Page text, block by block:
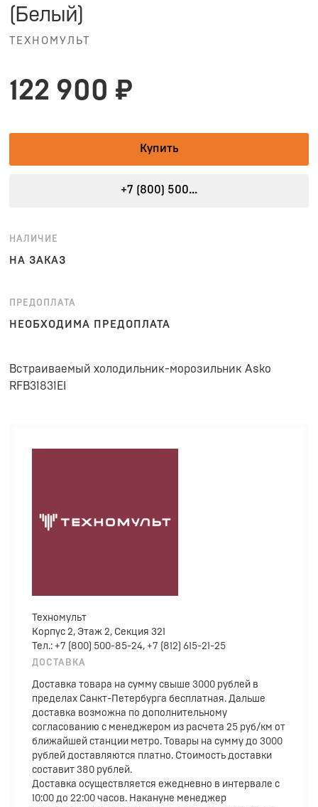
(Белый)
ТЕХНОМУЛЬТ
122 900 ₽
Купить
+7 (800) 500...
НАЛИЧИЕ
НА ЗАКАЗ
ПРЕДОПЛАТА
НЕОБХОДИМА ПРЕДОПЛАТА
Встраиваемый холодильник-морозильник Asko
RFB31831EI
Техномульт
Корпус 2, Этаж 2, Секция 321
Тел.: +7 (800) 500-85-24, +7 (812) 615-21-25
ДОСТАВКА
Доставка товара на сумму свыше 3000 рублей в
пределах Санкт-Петербурга бесплатная. Дальше
доставка возможна по дополнительному
согласованию с менеджером из расчета 25 руб/км от
ближайшей станции метро. Товары на сумму до 3000
рублей доставляются платно. Стоимость доставки
составит 380 рублей.
Доставка осуществляется ежедневно в интервале с
10:00 до 22:00 часов. Накануне менеджер